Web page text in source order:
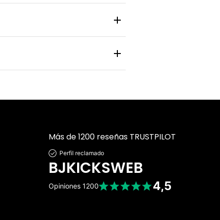
Más de 1200 reseñas TRUSTPILOT
Perfil reclamado
BJKICKSWEB
Opiniones 1200 4,5